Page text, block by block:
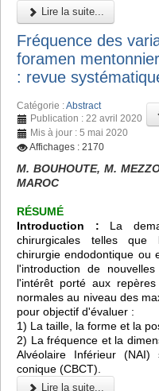
Lire la suite...
Fréquence des
foramen
: revue
Catégorie :Abstract
Publication : 22 avril 2020
Mis à jour : 5 mai 2020
Affichages : 2170
M. BOUHOUTE, M.
MAROC
RÉSUMÉ
Introduction : La
chirurgicales telles que
chirurgie endodontique ou
l'introduction de
l'intérêt porté aux
normales au niveau des
pour objectif d'évaluer :
1) La taille, la forme et la
2) La fréquence et la
Alvéolaire Inférieur
conique (CBCT).
Lire la suite...